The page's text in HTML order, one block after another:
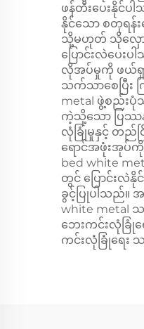
ဖန်တီးပေးနိုင်
နိုင်သော စတုရန်
သို့မဟုတ် သိုလှောင်
ပြောင်းလဲပေ
လိုအပ်မှုကို ဖယ်ရှာ
သက်သာစေပြီး
metal ဖွဲ့စည်းပုံ
ကဲ့သို့သော ပြဿန
လုံခြုံမှုနှင့် တည်ငြိ
ရောင်အဖုံးအုပ်ကို
bed white
တွင် ပြောင်းလဲ
ခွင့်ပြုပါသည်။
white metal
ဘေးကင်းလုံခြုံရ
ကင်းလုံခြုံရေး